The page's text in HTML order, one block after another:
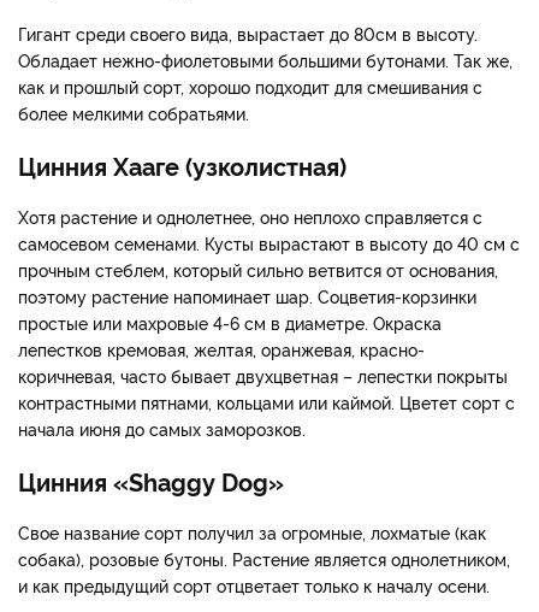
Гигант среди своего вида, вырастает до 80см в высоту.
Обладает нежно-фиолетовыми большими бутонами. Так же,
как и прошлый сорт, хорошо подходит для смешивания с
более мелкими собратьями.
Цинния Хааге (узколистная)
Хотя растение и однолетнее, оно неплохо справляется с
самосевом семенами. Кусты вырастают в высоту до 40 см с
прочным стеблем, который сильно ветвится от основания,
поэтому растение напоминает шар. Соцветия-корзинки
простые или махровые 4-6 см в диаметре. Окраска
лепестков кремовая, желтая, оранжевая, красно-
коричневая, часто бывает двухцветная – лепестки покрыты
контрастными пятнами, кольцами или каймой. Цветет сорт с
начала июня до самых заморозков.
Цинния «Shaggy Dog»
Свое название сорт получил за огромные, лохматые (как
собака), розовые бутоны. Растение является однолетником,
и как предыдущий сорт отцветает только к началу осени.